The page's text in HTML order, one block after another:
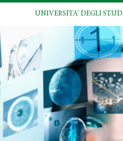
UNIVERSITA' DEGLI